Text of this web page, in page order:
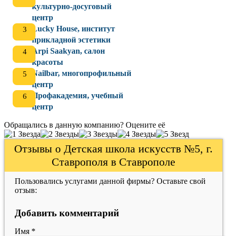
культурно-досуговый
центр
Lucky House, институт
прикладной эстетики
Arpi Saakyan, салон
красоты
Nailbar, многопрофильный
центр
Профакадемия, учебный
центр
Обращались в данную компанию? Оцените её
Отзывы о Детская школа искусств №5, г.
Ставрополя в Ставрополе
Пользовались услугами данной фирмы? Оставьте свой
отзыв:
Добавить комментарий
Имя *